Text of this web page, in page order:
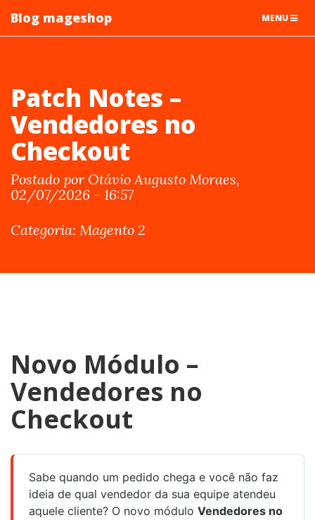
TOGGLE
MENU
Blog mageshop
Patch Notes –
Vendedores no
Checkout
Postado por Otávio Augusto Moraes,
02/07/2026 - 16:57
Categoria: Magento 2
Novo Módulo –
Vendedores no
Checkout
Sabe quando um pedido chega e você não faz
ideia de qual vendedor da sua equipe atendeu
aquele cliente? O novo módulo Vendedores no